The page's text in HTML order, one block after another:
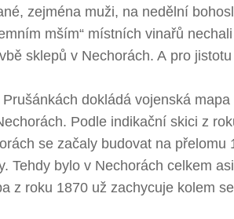
zejména muži, na nedělní
mším“ místních vinařů
sklepů v Nechorách. A pro
dokládá vojenská
Podle indikační skici z
se začaly budovat na přelomu
Tehdy bylo v Nechorách celkem
z roku 1870 už zachycuje kolem